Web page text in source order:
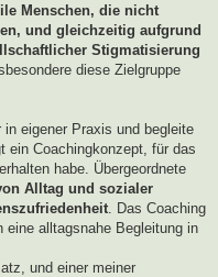
Menschen, die nicht
und gleichzeitig aufgrund
Stigmatisierung
diese Zielgruppe
eigener Praxis und begleite
ein Coachingkonzept, für das
habe. Übergeordnete
Alltag und sozialer
. Das Coaching
alltagsnahe Begleitung in
und einer meiner